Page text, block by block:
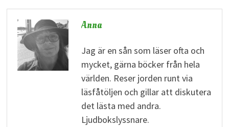
Anna
Jag är en sån som läser ofta och
mycket, gärna böcker från hela
världen. Reser jorden runt via
läsfåtöljen och gillar att diskutera
det lästa med andra.
Ljudbokslyssnare.